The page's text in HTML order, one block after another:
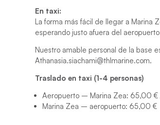
En taxi:
La forma más fácil de llegar a Marina
esperando justo afuera del
Nuestro amable personal de la base
Athanasia.siachami@thlmarine.com.
Traslado en taxi (1-4 personas)
Aeropuerto – Marina Zea: 65,00
Marina Zea – aeropuerto: 65,00 €